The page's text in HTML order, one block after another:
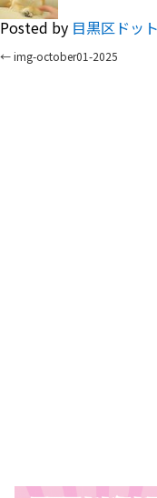
Posted by 目黒区ドッ
←img-october01-2025